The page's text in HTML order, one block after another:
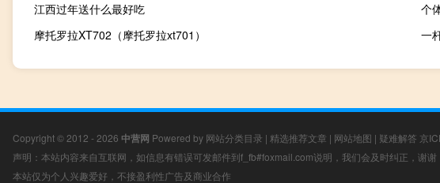
江西过年送什么最好吃
个
摩托罗拉XT702（摩托罗拉xt701）
一
Copyright © 2012 - 2026 中营网 Powered by 网站分类目录 | 精选推荐文章 | 网站地图 | 疑难解答 京
声明：本站内容来自互联网，如信息有错误可发邮件到f_fb#foxmail.com说明，我们会及时纠正，谢谢
本站仅为个人兴趣爱好，不接盈利性广告及商业合作